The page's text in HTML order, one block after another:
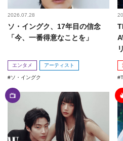
2026.07.28
ソ・イングク、17年目の信念
「今、一番得意なことを」
エンタメ アーティスト
ソ・イングク